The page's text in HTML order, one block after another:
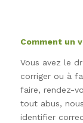
Comment un
Vous avez le
corriger ou à
faire, rendez-
tout abus,
identifier